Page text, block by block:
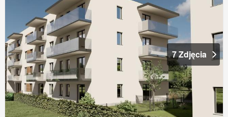
7 Zdjęcia